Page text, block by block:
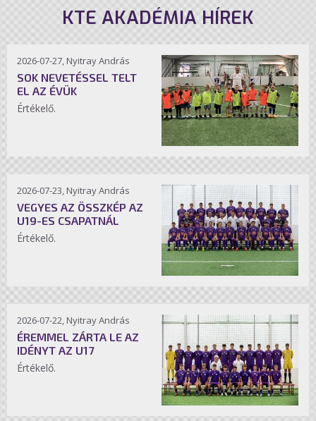
KTE AKADÉMIA HÍREK
2026-07-27, Nyitray András
SOK NEVETÉSSEL TELT
EL AZ ÉVÜK
Értékelő.
2026-07-23, Nyitray András
VEGYES AZ ÖSSZKÉP AZ
U19-ES CSAPATNÁL
Értékelő.
2026-07-22, Nyitray András
ÉREMMEL ZÁRTA LE AZ
IDÉNYT AZ U17
Értékelő.